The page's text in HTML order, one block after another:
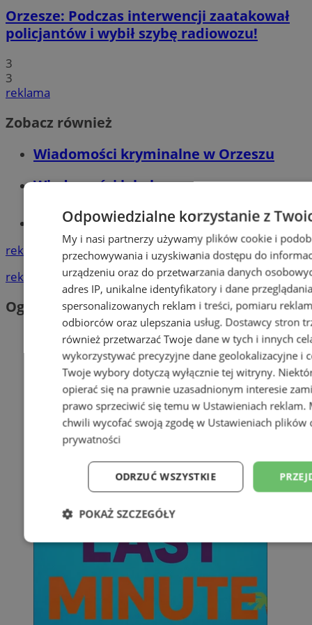
Orzesze: Podczas interwencji zaatakował
policjantów i wybił szybę radiowozu!
3
3
reklama
Zobacz również
Wiadomości kryminalne w Orzeszu
Wiadomości lokalne
Tworzenie stron www - Orzesze
reklama
reklama
Ogłoszenia
Odpowiedzialne korzystanie z
My i nasi partnerzy używamy plików cookie i
przechowywania i uzyskiwania dostępu do
urządzeniu oraz do przetwarzania danych
adres IP, unikalne identyfikatory i dane
spersonalizowanych reklam i treści, pomiaru
odbiorców oraz ulepszania usług. Dostawcy stron
również przetwarzać Twoje dane w tych i innych
wykorzystywać precyzyjne dane geolokalizacyjne i
Twoje wybory dotyczą wyłącznie tej witryny.
opierać się na prawnie uzasadnionym interesie
prawo sprzeciwić się temu w Ustawieniach reklam.
chwili wycofać swoją zgodę w Ustawieniach plików
prywatności
ODRZUĆ WSZYSTKIE
POKAŻ SZCZEGÓŁY
Niezbędne Wydajność
Niesklasyfikowane